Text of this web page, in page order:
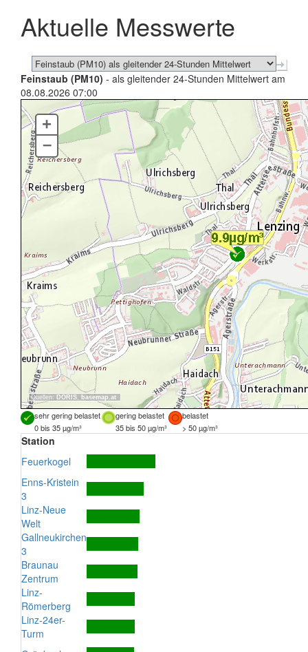
schließen
Aktuelle Messwerte
Feinstaub (PM10) - als gleitender 24-Stunden Mittelwert am
08.08.2026 07:00
Quellen: DORIS, basemap.at
+
–
sehr gering belastet gering belastet
belastet
0 bis 35 µg/m³
35 bis 50 µg/m³ > 50 µg/m³
Station
Feuerkogel
Enns-Kristein
3
Linz-Neue
Welt
Gallneukirchen
3
Braunau
Zentrum
Linz-
Römerberg
Linz-24er-
Turm